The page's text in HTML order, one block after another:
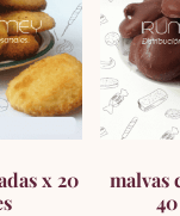
x 20
malvas